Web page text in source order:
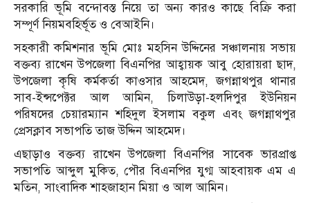
সরকারি ভূমি বন্দোবস্ত নিয়ে তা অন্য কারও কাছে বিক্রি করা
সম্পূর্ণ নিয়মবহির্ভূত ও বেআইনি।
সহকারী কমিশনার ভূমি মোঃ মহসিন উদ্দিনের সঞ্চালনায় সভায়
বক্তব্য রাখেন উপজেলা বিএনপির আহ্বায়ক আবু হোরায়রা ছাদ,
উপজেলা কৃষি কর্মকর্তা কাওসার আহমেদ, জগন্নাথপুর থানার
সাব-ইন্সপেক্টর আল আমিন, চিলাউড়া-হলদিপুর ইউনিয়ন
পরিষদের চেয়ারম্যান শহিদুল ইসলাম বকুল এবং জগন্নাথপুর
প্রেসক্লাব সভাপতি তাজ উদ্দিন আহমেদ।
এছাড়াও বক্তব্য রাখেন উপজেলা বিএনপির সাবেক ভারপ্রাপ্ত
সভাপতি আব্দুল মুকিত, পৌর বিএনপির যুগ্ম আহবায়ক এম এ
মতিন, সাংবাদিক শাহজাহান মিয়া ও আল আমিন।